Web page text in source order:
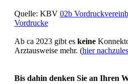
Quelle: KBV 02b
Vordrucke
Ab ca 2023 gibt es keine
Arztausweise mehr. (hier
Bis dahin denken Sie an Ihren